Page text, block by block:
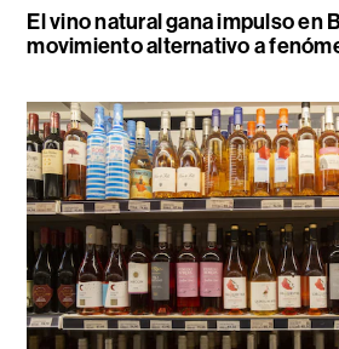
El vino natural gana impulso en
movimiento alternativo a